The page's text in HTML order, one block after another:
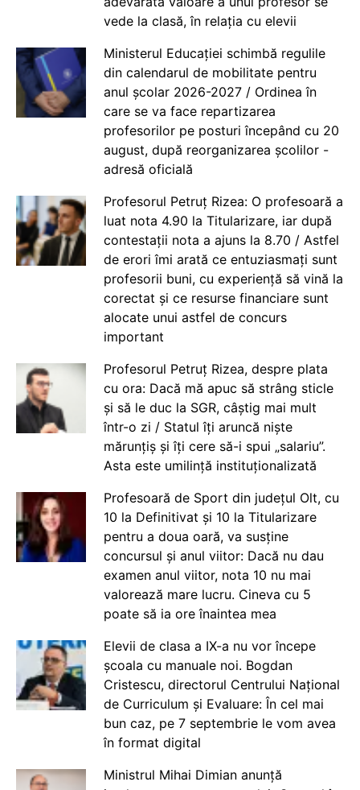
vede la clasă, în relația cu elevii
Ministerul Educației schimbă regulile
din calendarul de mobilitate pentru
anul școlar 2026-2027 / Ordinea în
care se va face repartizarea
profesorilor pe posturi începând cu 20
august, după reorganizarea școlilor -
adresă oficială
Profesorul Petruț Rizea: O profesoară a
luat nota 4.90 la Titularizare, iar după
contestații nota a ajuns la 8.70 / Astfel
de erori îmi arată ce entuziasmați sunt
profesorii buni, cu experiență să vină la
corectat și ce resurse financiare sunt
alocate unui astfel de concurs
important
Profesorul Petruț Rizea, despre plata
cu ora: Dacă mă apuc să strâng sticle
și să le duc la SGR, câștig mai mult
într-o zi / Statul îți aruncă niște
mărunțiș și îți cere să-i spui „salariu”.
Asta este umilință instituționalizată
Profesoară de Sport din județul Olt, cu
10 la Definitivat și 10 la Titularizare
pentru a doua oară, va susține
concursul și anul viitor: Dacă nu dau
examen anul viitor, nota 10 nu mai
valorează mare lucru. Cineva cu 5
poate să ia ore înaintea mea
Elevii de clasa a IX-a nu vor începe
școala cu manuale noi. Bogdan
Cristescu, directorul Centrului Național
de Curriculum și Evaluare: În cel mai
bun caz, pe 7 septembrie le vom avea
în format digital
Ministrul Mihai Dimian anunță